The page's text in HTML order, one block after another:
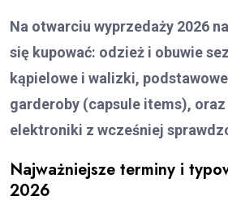
Na otwarciu wyprzedaży 2026
się kupować: odzież i obuwie
kąpielowe i walizki,
garderoby (capsule items),
elektroniki z wcześniej
Najważniejsze terminy i
2026